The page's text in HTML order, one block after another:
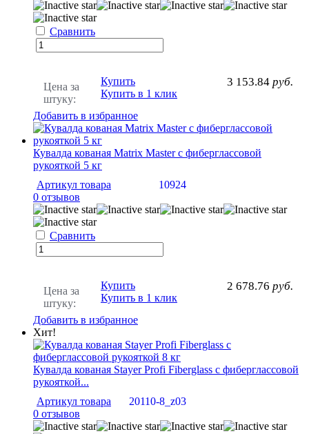
Сравнить
Цена за
штуку:
3 153.84 руб.
Купить
Купить в 1 клик
Добавить в избранное
Кувалда кованая Matrix Master с фиберглассовой
рукояткой 5 кг
Артикул товара
10924
0 отзывов
Сравнить
Цена за
штуку:
2 678.76 руб.
Купить
Купить в 1 клик
Добавить в избранное
Хит!
Кувалда кованая Stayer Profi Fiberglass с фиберглассовой
рукояткой...
Артикул товара
20110-8_z03
0 отзывов